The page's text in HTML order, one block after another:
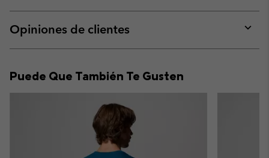
or
Opiniones de clientes
or
Puede Que También Te Gusten